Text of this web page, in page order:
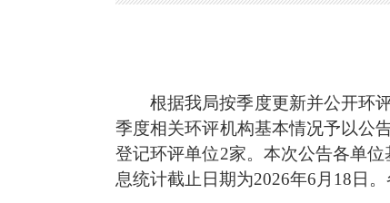
根据我局按季度更新并公开环
季度相关环评机构基本情况予以公
登记环评单位2家。本次公告各单
息统计截止日期为2026年6月18日